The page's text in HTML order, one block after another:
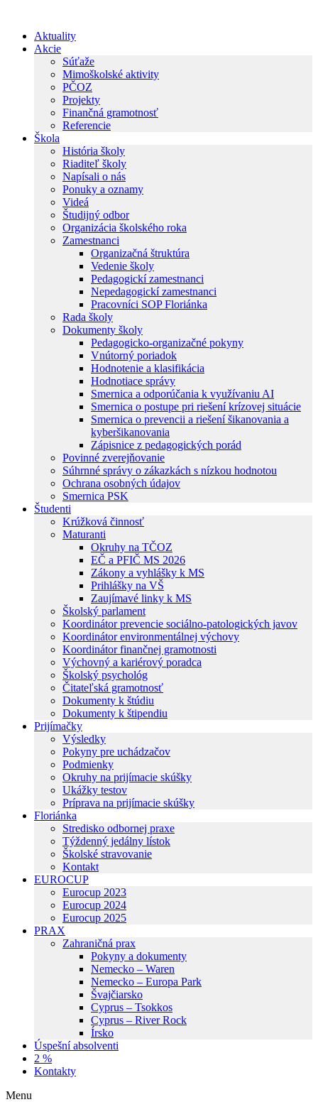
obsah
Aktuality
Akcie
Súťaže
Mimoškolské aktivity
PČOZ
Projekty
Finančná gramotnosť
Referencie
Škola
História školy
Riaditeľ školy
Napísali o nás
Ponuky a oznamy
Videá
Študijný odbor
Organizácia školského roka
Zamestnanci
Organizačná štruktúra
Vedenie školy
Pedagogickí zamestnanci
Nepedagogickí zamestnanci
Pracovníci SOP Floriánka
Rada školy
Dokumenty školy
Pedagogicko-organizačné pokyny
Vnútorný poriadok
Hodnotenie a klasifikácia
Hodnotiace správy
Smernica a odporúčania k využívaniu AI
Smernica o postupe pri riešení krízovej situácie
Smernica o prevencii a riešení šikanovania a
kyberšikanovania
Zápisnice z pedagogických porád
Povinné zverejňovanie
Súhrnné správy o zákazkách s nízkou hodnotou
Ochrana osobných údajov
Smernica PSK
Študenti
Krúžková činnosť
Maturanti
Okruhy na TČOZ
EČ a PFIČ MS 2026
Zákony a vyhlášky k MS
Prihlášky na VŠ
Zaujímavé linky k MS
Školský parlament
Koordinátor prevencie sociálno-patologických javov
Koordinátor environmentálnej výchovy
Koordinátor finančnej gramotnosti
Výchovný a kariérový poradca
Školský psychológ
Čitateľská gramotnosť
Dokumenty k štúdiu
Dokumenty k štipendiu
Prijímačky
Výsledky
Pokyny pre uchádzačov
Podmienky
Okruhy na prijímacie skúšky
Ukážky testov
Príprava na prijímacie skúšky
Floriánka
Stredisko odbornej praxe
Týždenný jedálny lístok
Školské stravovanie
Kontakt
EUROCUP
Eurocup 2023
Eurocup 2024
Eurocup 2025
PRAX
Zahraničná prax
Pokyny a dokumenty
Nemecko – Waren
Nemecko – Europa Park
Švajčiarsko
Cyprus – Tsokkos
Cyprus – River Rock
Írsko
Úspešní absolventi
2 %
Kontakty
Menu